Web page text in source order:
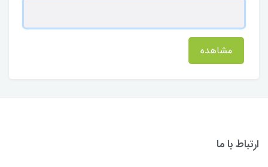
مشاهده
ارتباط با ما